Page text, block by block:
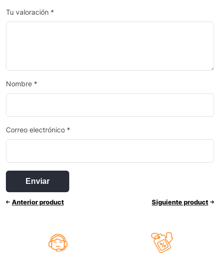
Tu valoración *
Nombre *
Correo electrónico *
Anterior product Siguiente product